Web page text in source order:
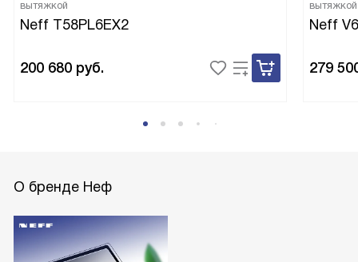
вытяжкой
Neff T58PL6EX2
200 680 руб.
вытяжкой
Neff
279
О бренде Неф